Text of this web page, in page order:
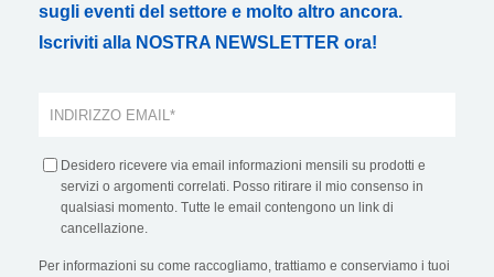
sugli eventi del settore e molto altro ancora.
Iscriviti alla NOSTRA NEWSLETTER ora!
Desidero ricevere via email informazioni mensili su prodotti e
servizi o argomenti correlati. Posso ritirare il mio consenso in
qualsiasi momento. Tutte le email contengono un link di
cancellazione.
Per informazioni su come raccogliamo, trattiamo e conserviamo i tuoi